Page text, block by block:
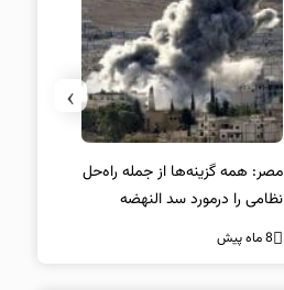
مصر: همه گزینه‌ها از جمله راه‌حل
نظامی را درمورد سد النهضه
بررسی می‌کنیم
8 ماه پیش
›